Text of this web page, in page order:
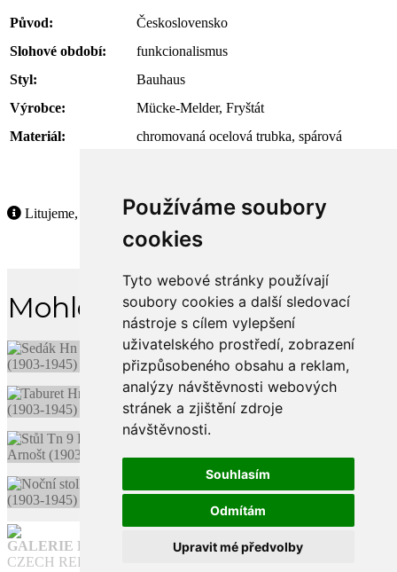
Používáme soubory
cookies
Tyto webové stránky používají
soubory cookies a další sledovací
nástroje s cílem vylepšení
uživatelského prostředí, zobrazení
přizpůsobeného obsahu a reklam,
analýzy návštěvnosti webových
stránek a zjištění zdroje
návštěvnosti.
Souhlasím
Odmítám
Upravit mé předvolby
Původ:
Československo
Slohové období:
funkcionalismus
Styl:
Bauhaus
Výrobce:
Mücke-Melder, Fryštát
Materiál:
chromovaná ocelová trubka, spárová
Litujeme, ale tento produkt již není dostupný.
Mohlo by se Vám líbit
GALERIE FUNKCE
CZECH REPUBLIC